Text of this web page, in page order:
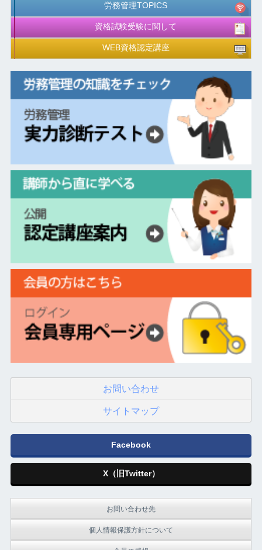
労務管理TOPICS
資格試験受験に関して
WEB資格認定講座
お問い合わせ
サイトマップ
Facebook
X（旧Twitter）
お問い合わせ先
個人情報保護方針について